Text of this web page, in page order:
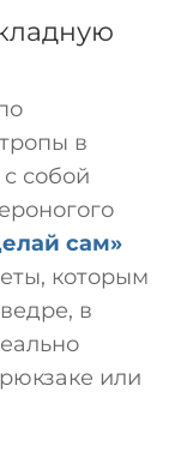
в
собой
сам»
которым
в
или